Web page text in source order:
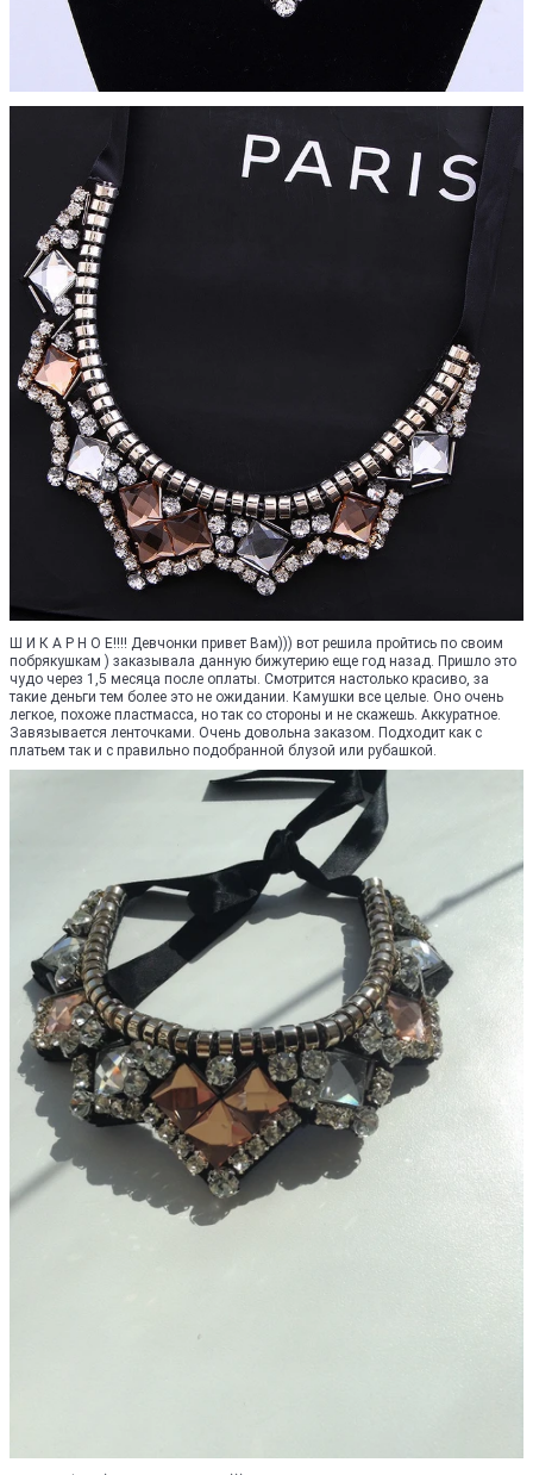
Ш И К А Р Н О Е!!!! Девчонки привет Вам))) вот решила пройтись по своим
побрякушкам ) заказывала данную бижутерию еще год назад. Пришло это
чудо через 1,5 месяца после оплаты. Смотрится настолько красиво, за
такие деньги тем более это не ожидании. Камушки все целые. Оно очень
легкое, похоже пластмасса, но так со стороны и не скажешь. Аккуратное.
Завязывается ленточками. Очень довольна заказом. Подходит как с
платьем так и с правильно подобранной блузой или рубашкой.